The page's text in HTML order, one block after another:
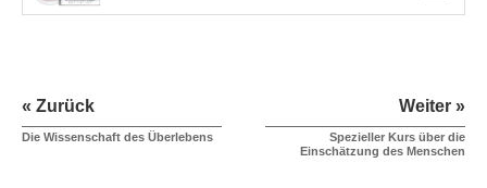
« Zurück
Die Wissenschaft des Überlebens
Weiter »
Spezieller Kurs über die
Einschätzung des Menschen